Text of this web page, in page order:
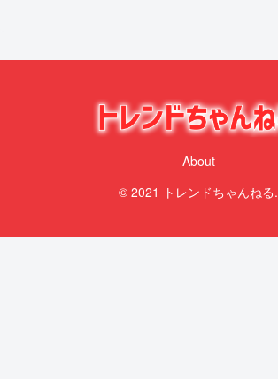
About
© 2021 トレンドちゃんねる.